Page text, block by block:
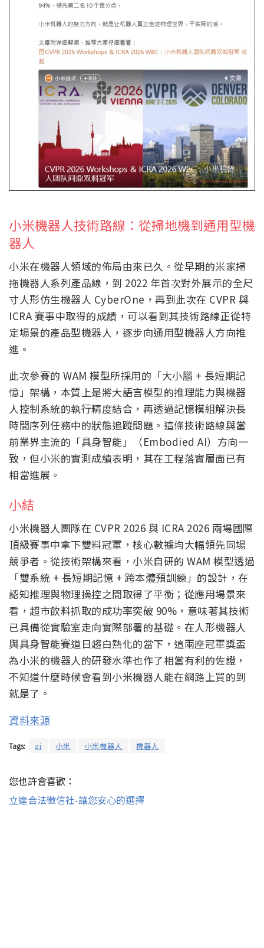
小米機器人技術路線：從掃地機到通用型機
器人
小米在機器人領域的佈局由來已久。從早期的米家掃
拖機器人系列產品線，到 2022 年首次對外展示的全尺
寸人形仿生機器人 CyberOne，再到此次在 CVPR 與
ICRA 賽事中取得的成績，可以看到其技術路線正從特
定場景的產品型機器人，逐步向通用型機器人方向推
進。
此次參賽的 WAM 模型所採用的「大小腦 + 長短期記
憶」架構，本質上是將大語言模型的推理能力與機器
人控制系統的執行精度結合，再透過記憶模組解決長
時間序列任務中的狀態追蹤問題。這條技術路線與當
前業界主流的「具身智能」（Embodied AI）方向一
致，但小米的實測成績表明，其在工程落實層面已有
相當進展。
小結
小米機器人團隊在 CVPR 2026 與 ICRA 2026 兩場國際
頂級賽事中拿下雙料冠軍，核心數據均大幅領先同場
競爭者。從技術架構來看，小米自研的 WAM 模型透過
「雙系統 + 長短期記憶 + 跨本體預訓練」的設計，在
認知推理與物理操控之間取得了平衡；從應用場景來
看，超市飲料抓取的成功率突破 90%，意味著其技術
已具備從實驗室走向實際部署的基礎。在人形機器人
與具身智能賽道日趨白熱化的當下，這兩座冠軍獎盃
為小米的機器人的研發水準也作了相當有利的佐證，
不知道什麼時候會看到小米機器人能在網路上買的到
就是了。
資料來源
Tags: ai 小米 小米機器人 機器人
您也許會喜歡：
立達合法徵信社-讓您安心的選擇